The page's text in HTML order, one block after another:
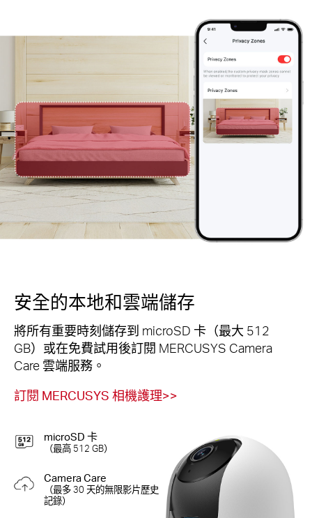
安全的本地和雲端儲存
將所有重要時刻儲存到 microSD 卡（最大 512
GB）或在免費試用後訂閱 MERCUSYS Camera
Care 雲端服務。
訂閱 MERCUSYS 相機護理>>
microSD 卡
（最高 512 GB）
Camera Care
（最多 30 天的無限影片歷史
記錄）